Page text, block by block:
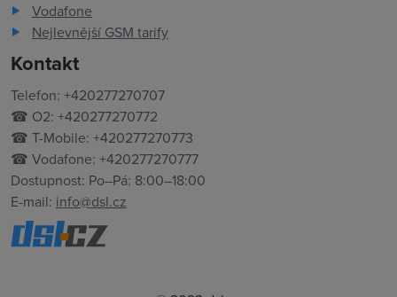
Vodafone
Nejlevnější GSM tarify
Kontakt
Telefon: +420277270707
☎ O2: +420277270772
☎ T-Mobile: +420277270773
☎ Vodafone: +420277270777
Dostupnost: Po–Pá: 8:00–18:00
E-mail: info@dsl.cz